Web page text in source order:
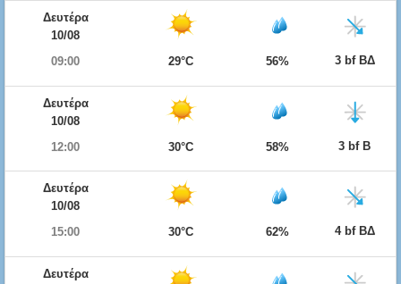
Δευτέρα
10/08
09:00
29°C 56% 3 bf ΒΔ
Δευτέρα
10/08
12:00
30°C 58% 3 bf Β
Δευτέρα
10/08
15:00
30°C 62% 4 bf ΒΔ
Δευτέρα